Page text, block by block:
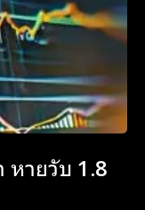
หายวับ 1.8